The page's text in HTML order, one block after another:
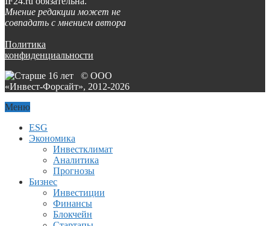
Мнение редакции может не
совпадать с мнением автора
Политика
конфиденциальности
© ООО
«Инвест-Форсайт», 2012-2026
Меню
ESG
Экономика
Инвестклимат
Аналитика
Прогнозы
Бизнес
Инвестиции
Финансы
Блокчейн